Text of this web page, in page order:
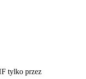
tylko przez